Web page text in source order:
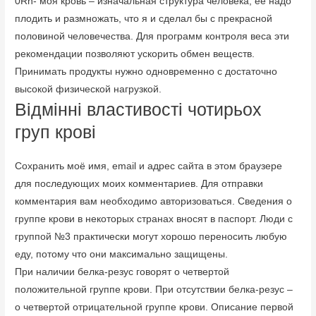
плодить и размножать, что я и сделал бы с прекрасной
половиной человечества. Для программ контроля веса эти
рекомендации позволяют ускорить обмен веществ.
Принимать продукты нужно одновременно с достаточно
высокой физической нагрузкой.
Відмінні властивості чотирьох
груп крові
Сохранить моё имя, email и адрес сайта в этом браузере
для последующих моих комментариев. Для отправки
комментария вам необходимо авторизоваться. Сведения о
группе крови в некоторых странах вносят в паспорт. Люди с
группой №3 практически могут хорошо переносить любую
еду, потому что они максимально защищены.
При наличии белка-резус говорят о четвертой
положительной группе крови. При отсутствии белка-резус –
о четвертой отрицательной группе крови. Описание первой